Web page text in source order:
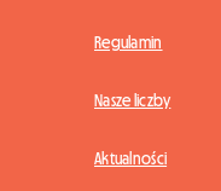
Regulamin
Nasze liczby
Aktualności